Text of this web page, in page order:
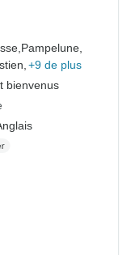
Pampelune,
+9 de plus
bienvenus